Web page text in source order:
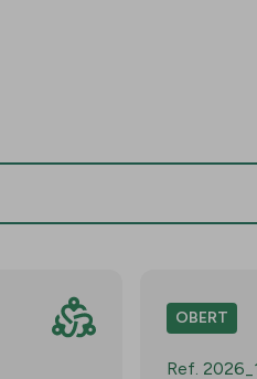
OBERT
Ref.